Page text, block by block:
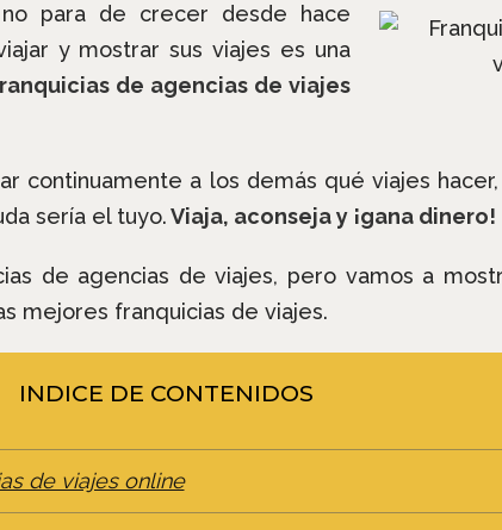
para de crecer desde hace
y mostrar sus viajes es una
de agencias de viajes
continuamente a los demás qué viajes
sería el tuyo.Viaja, aconseja y ¡gana dinero!
de agencias de viajes, pero vamos a
mejores franquicias de viajes.
INDICE DE CONTENIDOS
de viajes online